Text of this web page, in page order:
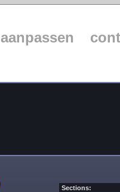
aanpassen
Sections: